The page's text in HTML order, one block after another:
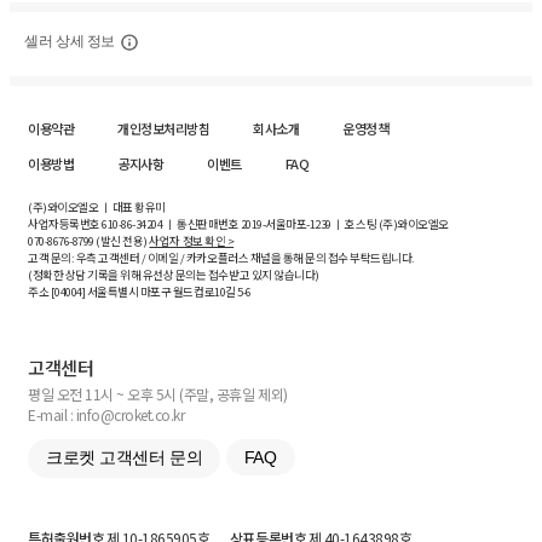
셀러 상세 정보
이용약관 개인정보처리방침 회사소개
운영정책
이용방법
공지사항 이벤트 FAQ
(주)와이오엘오 ㅣ 대표 황유미
사업자등록번호610-86-34204ㅣ 통신판매번호 2019-서울마포-1239 ㅣ 호스팅 (주)와이오엘오
070-8676-8799 (발신 전용)사업자 정보 확인 >
고객 문의: 우측 고객센터 / 이메일 / 카카오플러스 채널을 통해 문의 접수 부탁드립니다.
(정확한 상담 기록을 위해 유선상 문의는 접수받고 있지 않습니다)
주소 [04004] 서울특별시 마포구 월드컵로10길5-6
고객센터
평일 오전 11시 ~ 오후 5시 (주말, 공휴일 제외)
E-mail : info@croket.co.kr
크로켓 고객센터 문의 FAQ